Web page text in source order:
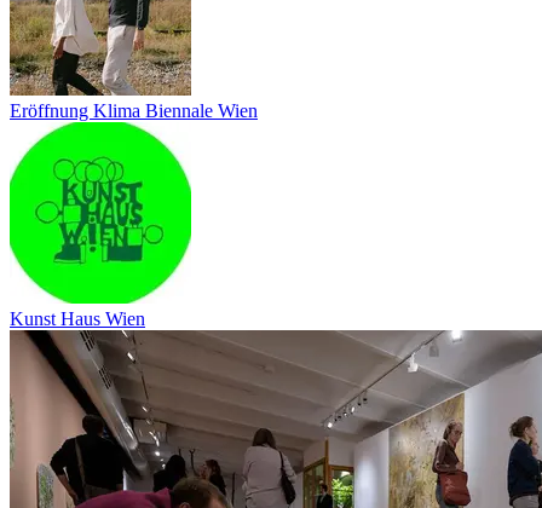
Eröffnung Klima Biennale Wien
Kunst Haus Wien